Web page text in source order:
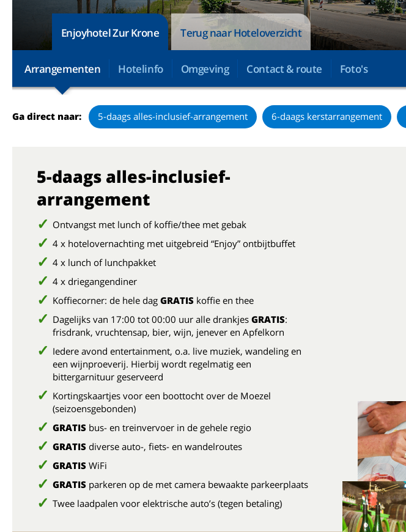
Enjoyhotel Zur Krone Terug naar Hoteloverzicht
Arrangementen Hotelinfo Omgeving Contact & route Foto's
Ga direct naar: 5-daags alles-inclusief-arrangement 6-daags kerstarrangement
5-daags alles-inclusief-
arrangement
Ontvangst met lunch of koffie/thee met gebak
4 x hotelovernachting met uitgebreid “Enjoy” ontbijtbuffet
4 x lunch of lunchpakket
4 x driegangendiner
Koffiecorner: de hele dag GRATIS koffie en thee
Dagelijks van 17:00 tot 00:00 uur alle drankjes GRATIS:
frisdrank, vruchtensap, bier, wijn, jenever en Apfelkorn
Iedere avond entertainment, o.a. live muziek, wandeling en
een wijnproeverij. Hierbij wordt regelmatig een
bittergarnituur geserveerd
Kortingskaartjes voor een boottocht over de Moezel
(seizoensgebonden)
GRATIS bus- en treinvervoer in de gehele regio
GRATIS diverse auto-, fiets- en wandelroutes
GRATIS WiFi
GRATIS parkeren op de met camera bewaakte parkeerplaats
Twee laadpalen voor elektrische auto’s (tegen betaling)